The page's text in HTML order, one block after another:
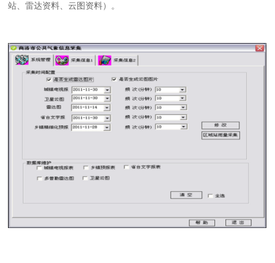
站、雷达资料、云图资料）。